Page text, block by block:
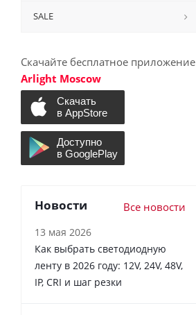
SALE
Скачайте бесплатное приложение
Arlight Moscow
Новости Все новости
13 мая 2026
Как выбрать светодиодную
ленту в 2026 году: 12V, 24V, 48V,
IP, CRI и шаг резки